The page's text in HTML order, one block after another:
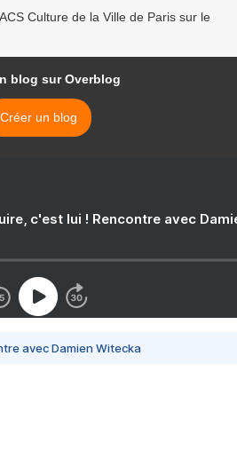
Culture de la Ville de Paris sur le
blog sur Overblog
Créer un blog
c'est lui ! Rencontre avec
avec Damien Witecka